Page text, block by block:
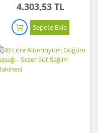
4.303,53 TL
Sepete Ekle